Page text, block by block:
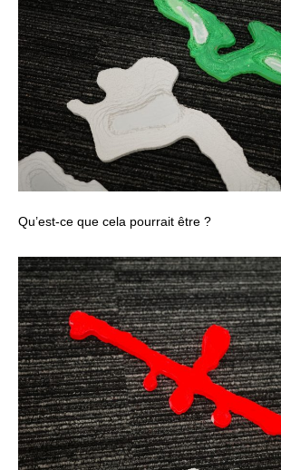
Qu’est-ce que cela pourrait être ?